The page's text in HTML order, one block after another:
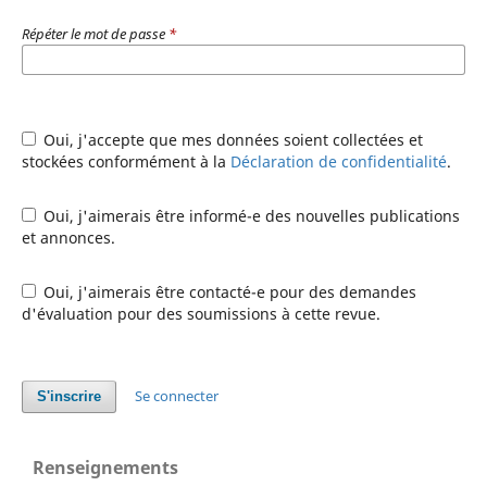
Répéter le mot de passe *
Oui, j'accepte que mes données soient collectées et
stockées conformément à la Déclaration de confidentialité.
Oui, j'aimerais être informé-e des nouvelles publications
et annonces.
Oui, j'aimerais être contacté-e pour des demandes
d'évaluation pour des soumissions à cette revue.
S'inscrire Se connecter
Renseignements